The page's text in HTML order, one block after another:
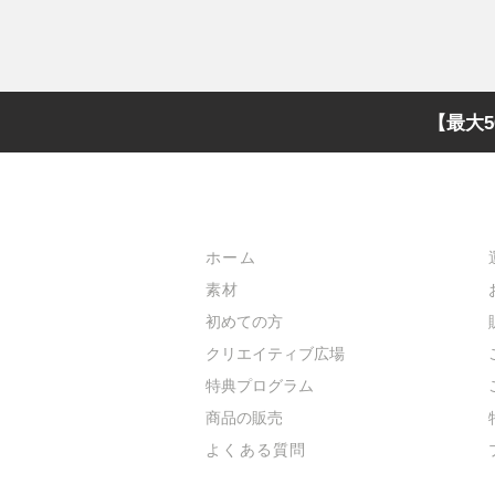
【最大
ホーム
素材
初めての方
​クリエイティブ広場
​特典プログラム
​商品の販売
よくある質問